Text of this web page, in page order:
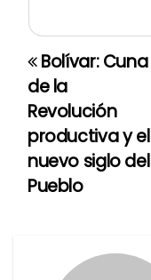
N
a
v
e
Bolívar: Cuna
de la
Revolución
productiva y el
nuevo siglo del
Pueblo